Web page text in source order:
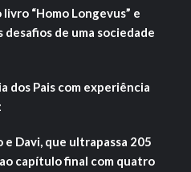
“Homo Longevus” e
de uma sociedade
dos Pais com experiência
e Davi, que ultrapassa 205
capítulo final com quatro